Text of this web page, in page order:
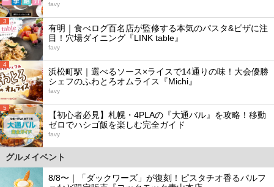
favy
3
有明｜食べログ百名店が監修する本気のパスタ&ピザに注
目！穴場ダイニング『LINK table』
favy
4
浜松町駅｜選べるソース×ライスで14通りの味！大会優勝
シェフのふわとろオムライス『Michi』
favy
5
【初心者必見】札幌・4PLAの『大通バル』を攻略！移動
ゼロでハシゴ飯を楽しむ完全ガイド
favy
グルメイベント
8/8〜｜「ダックワーズ」が復刻！ピスタチオ香るパルフ